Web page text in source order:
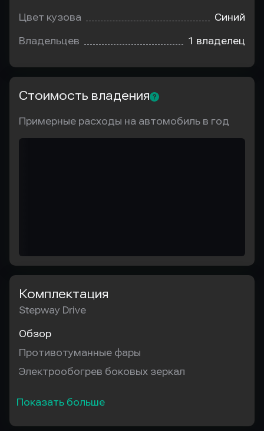
Цвет кузова Синий
Владельцев 1 владелец
Стоимость владения
Примерные расходы на автомобиль в год
Комплектация
Stepway Drive
Обзор
Противотуманные фары
Электрообогрев боковых зеркал
Показать больше